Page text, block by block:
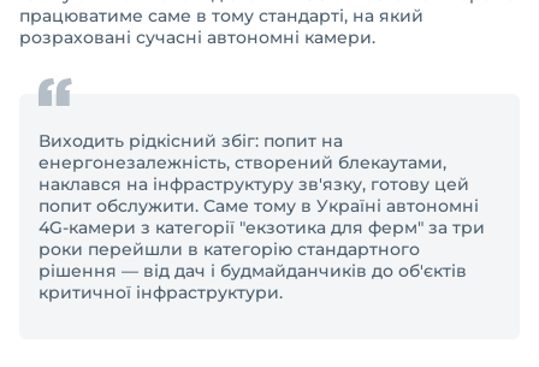
працюватиме саме в тому стандарті, на який
розраховані сучасні автономні камери.
Виходить рідкісний збіг: попит на
енергонезалежність, створений блекаутами,
наклався на інфраструктуру зв'язку, готову цей
попит обслужити. Саме тому в Україні автономні
4G-камери з категорії "екзотика для ферм" за три
роки перейшли в категорію стандартного
рішення — від дач і будмайданчиків до об'єктів
критичної інфраструктури.